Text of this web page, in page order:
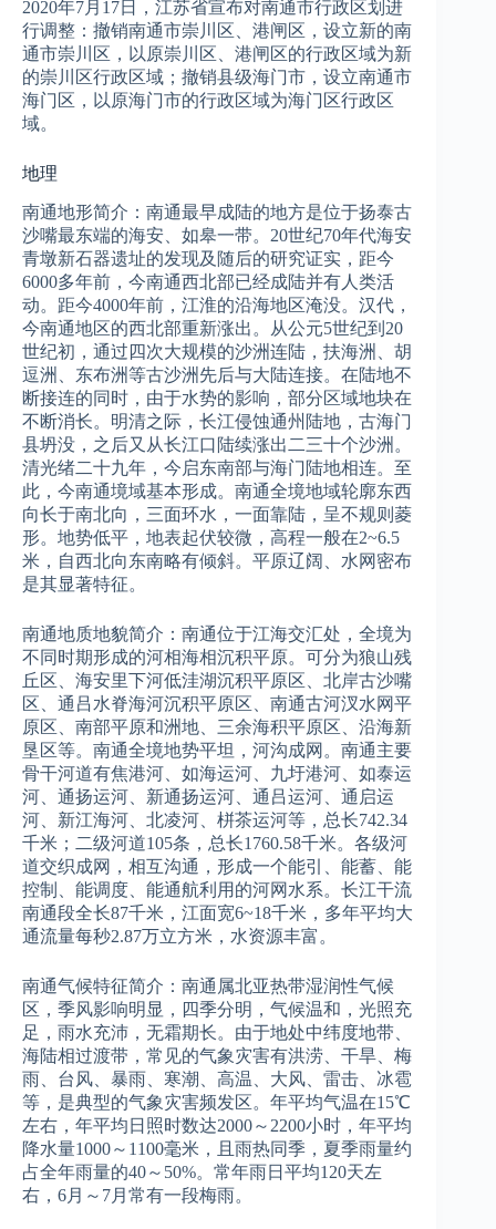
2020年7月17日，江苏省宣布对南通市行政区划进
行调整：撤销南通市崇川区、港闸区，设立新的南
通市崇川区，以原崇川区、港闸区的行政区域为新
的崇川区行政区域；撤销县级海门市，设立南通市
海门区，以原海门市的行政区域为海门区行政区
域。
地理
南通地形简介：南通最早成陆的地方是位于扬泰古
沙嘴最东端的海安、如皋一带。20世纪70年代海安
青墩新石器遗址的发现及随后的研究证实，距今
6000多年前，今南通西北部已经成陆并有人类活
动。距今4000年前，江淮的沿海地区淹没。汉代，
今南通地区的西北部重新涨出。从公元5世纪到20
世纪初，通过四次大规模的沙洲连陆，扶海洲、胡
逗洲、东布洲等古沙洲先后与大陆连接。在陆地不
断接连的同时，由于水势的影响，部分区域地块在
不断消长。明清之际，长江侵蚀通州陆地，古海门
县坍没，之后又从长江口陆续涨出二三十个沙洲。
清光绪二十九年，今启东南部与海门陆地相连。至
此，今南通境域基本形成。南通全境地域轮廓东西
向长于南北向，三面环水，一面靠陆，呈不规则菱
形。地势低平，地表起伏较微，高程一般在2~6.5
米，自西北向东南略有倾斜。平原辽阔、水网密布
是其显著特征。
南通地质地貌简介：南通位于江海交汇处，全境为
不同时期形成的河相海相沉积平原。可分为狼山残
丘区、海安里下河低洼湖沉积平原区、北岸古沙嘴
区、通吕水脊海河沉积平原区、南通古河汊水网平
原区、南部平原和洲地、三余海积平原区、沿海新
垦区等。南通全境地势平坦，河沟成网。南通主要
骨干河道有焦港河、如海运河、九圩港河、如泰运
河、通扬运河、新通扬运河、通吕运河、通启运
河、新江海河、北凌河、栟茶运河等，总长742.34
千米；二级河道105条，总长1760.58千米。各级河
道交织成网，相互沟通，形成一个能引、能蓄、能
控制、能调度、能通航利用的河网水系。长江干流
南通段全长87千米，江面宽6~18千米，多年平均大
通流量每秒2.87万立方米，水资源丰富。
南通气候特征简介：南通属北亚热带湿润性气候
区，季风影响明显，四季分明，气候温和，光照充
足，雨水充沛，无霜期长。由于地处中纬度地带、
海陆相过渡带，常见的气象灾害有洪涝、干旱、梅
雨、台风、暴雨、寒潮、高温、大风、雷击、冰雹
等，是典型的气象灾害频发区。年平均气温在15℃
左右，年平均日照时数达2000～2200小时，年平均
降水量1000～1100毫米，且雨热同季，夏季雨量约
占全年雨量的40～50%。常年雨日平均120天左
右，6月～7月常有一段梅雨。